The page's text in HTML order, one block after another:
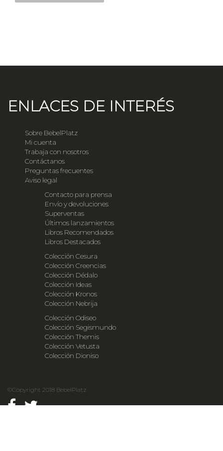
ENLACES DE INTERÉS
Sobre BebelPlatz
Mi cuenta
Trabaja con nosotros
Contáctanos
Preguntas frecuentes
Aviso legal
Contacto para prensa
Envío y devoluciones
Superventas
Últimos lanzamientos
Libros Recomendados
Libros Destacados
Colección Cesura
Colección Creencias
Colección Dédalo
Colección Ideas
Colección Kronos
Colección Nebrija
Colección Odiseo
Colección Segismundo
Colección Themis
Colección Vetusta
Colección Dioniso
©Copyright 2018 BebelPlatz